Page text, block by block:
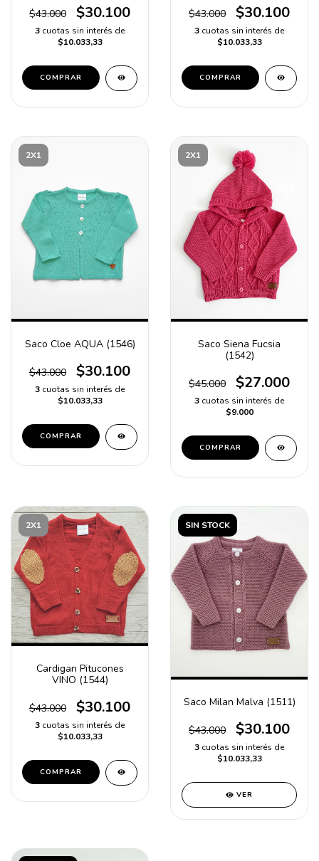
$43.000 $30.100
3 cuotas sin interés de
$10.033,33
COMPRAR
$43.000 $30.100
3 cuotas sin interés de
$10.033,33
COMPRAR
2X1
Saco Cloe AQUA (1546)
$43.000 $30.100
3 cuotas sin interés de
$10.033,33
COMPRAR
2X1
Saco Siena Fucsia
(1542)
$45.000 $27.000
3 cuotas sin interés de
$9.000
COMPRAR
2X1
Cardigan Pitucones
VINO (1544)
$43.000 $30.100
3 cuotas sin interés de
$10.033,33
COMPRAR
SIN STOCK
Saco Milan Malva (1511)
$43.000 $30.100
3 cuotas sin interés de
$10.033,33
VER